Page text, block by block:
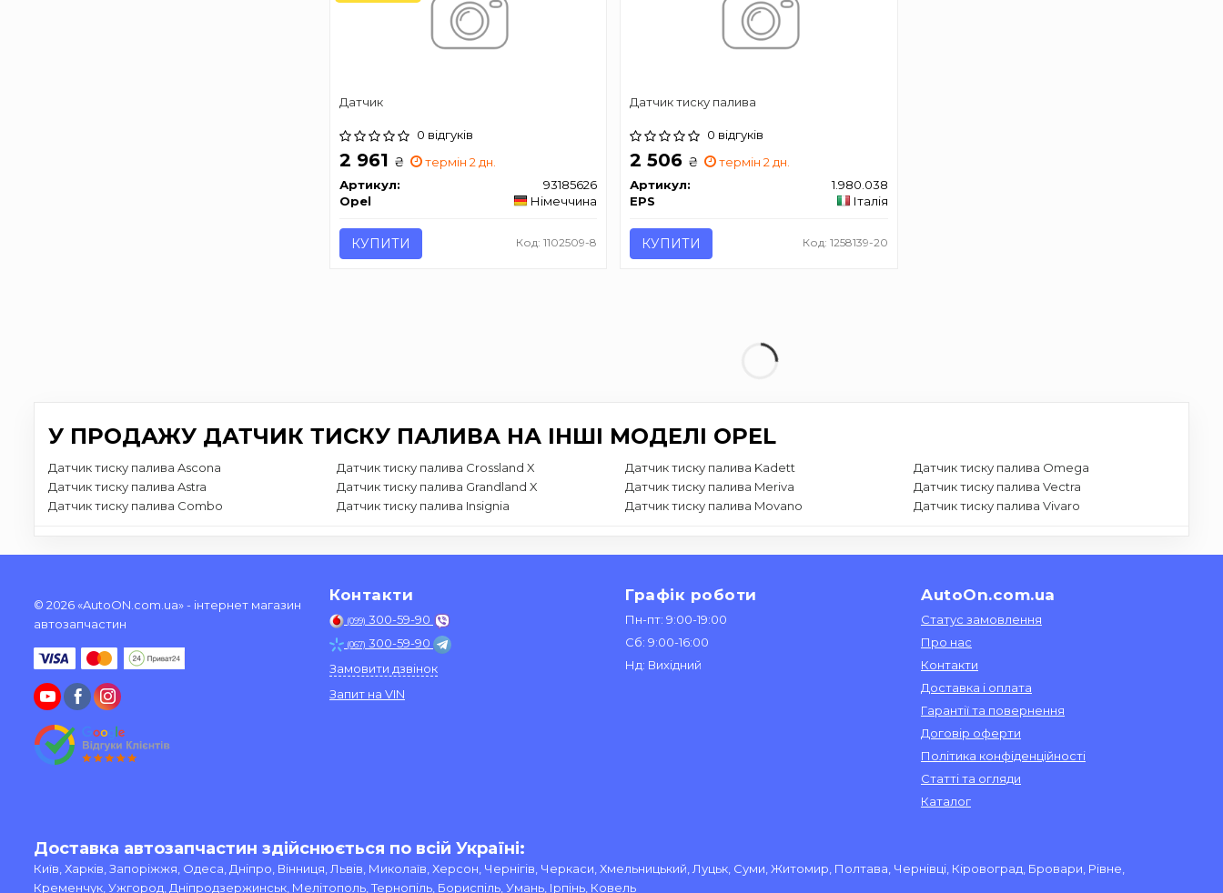
Датчик
0 відгуків
2 961 ₴
термін 2 дн.
Артикул:
93185626
Opel
Німеччина
КУПИТИ Код: 1102509-8
Датчик тиску палива
0 відгуків
2 506 ₴
термін 2 дн.
Артикул:
1.980.038
EPS
Італія
КУПИТИ Код: 1258139-20
У ПРОДАЖУ ДАТЧИК ТИСКУ ПАЛИВА НА ІНШІ МОДЕЛІ OPEL
Датчик тиску палива Ascona
Датчик тиску палива Astra
Датчик тиску палива Combo
Датчик тиску палива Crossland X
Датчик тиску палива Grandland X
Датчик тиску палива Insignia
Датчик тиску палива Kadett
Датчик тиску палива Meriva
Датчик тиску палива Movano
Датчик тиску палива Omega
Датчик тиску палива Vectra
Датчик тиску палива Vivaro
© 2026 «AutoON.com.ua» - інтернет магазин
автозапчастин
Контакти
(099) 300-59-90
(067) 300-59-90
Замовити дзвінок
Запит на VIN
Графік роботи
Пн-пт: 9:00-19:00
Сб: 9:00-16:00
Нд: Вихідний
AutoOn.com.ua
Статус замовлення
Про нас
Контакти
Доставка і оплата
Гарантії та повернення
Договір оферти
Політика конфіденційності
Статті та огляди
Каталог
Доставка автозапчастин здійснюється по всій Україні:
Київ, Харків, Запоріжжя, Одеса, Дніпро, Вінниця, Львів, Миколаїв, Херсон, Чернігів, Черкаси, Хмельницький, Луцьк, Суми, Житомир, Полтава, Чернівці, Кіровоград, Бровари, Рівне,
Кременчук, Ужгород, Дніпродзержинськ, Мелітополь, Тернопіль, Бориспіль, Умань, Ірпінь, Ковель